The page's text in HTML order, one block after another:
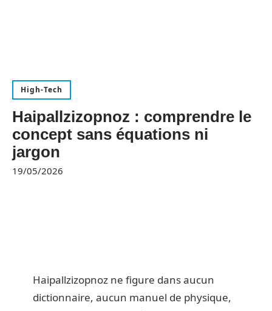
High-Tech
Haipallzizopnoz : comprendre le
concept sans équations ni
jargon
19/05/2026
Haipallzizopnoz ne figure dans aucun
dictionnaire, aucun manuel de physique,